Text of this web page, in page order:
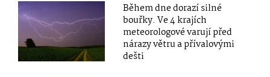
Během dne dorazí silné
bouřky. Ve 4 krajích
meteorologové varují před
nárazy větru a přívalovými
dešti